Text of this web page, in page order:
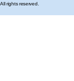
rights reserved.